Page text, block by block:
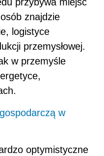
przybywa miejsc
znajdzie
logistyce
przemysłowej.
w przemyśle
w
optymistyczne